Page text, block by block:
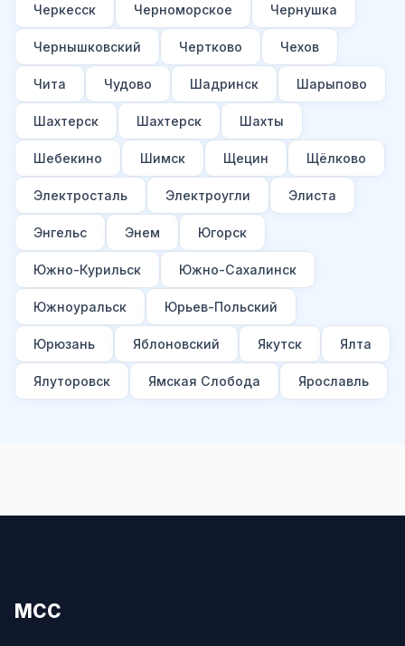
Черкесск Черноморское Чернушка
Чернышковский Чертково Чехов
Чита Чудово Шадринск Шарыпово
Шахтерск Шахтерск Шахты
Шебекино Шимск Щецин Щёлково
Электросталь Электроугли Элиста
Энгельс Энем Югорск
Южно-Курильск Южно-Сахалинск
Южноуральск Юрьев-Польский
Юрюзань Яблоновский Якутск Ялта
Ялуторовск Ямская Слобода Ярославль
МСС